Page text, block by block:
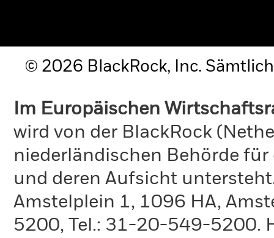
© 2026 BlackRock, Inc.
Im Europäischen
wird von der BlackRock
niederländischen Behörde
und deren Aufsicht
Amstelplein 1, 1096 HA,
5200, Tel.: 31-20-549-5200.